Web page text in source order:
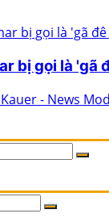
bị gọi là 'gã
- News